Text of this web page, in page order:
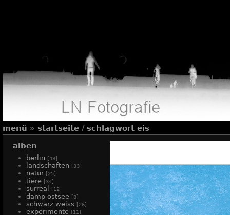
menü » startseite/ schlagwort eis
alben
berlin [48]
landschaften [33]
natur [25]
tiere [34]
surreal [12]
damp ostsee [8]
schwarz weiss [26]
experimente [11]